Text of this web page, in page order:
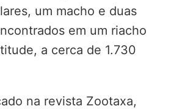
um macho e duas
em um riacho
a cerca de 1.730
na revista Zootaxa,